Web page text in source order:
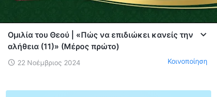
Ομιλία του Θεού | «Πώς να επιδιώκει κανείς την
αλήθεια (11)» (Μέρος πρώτο)
22 Νοέμβριος 2024 Κοινοποίηση